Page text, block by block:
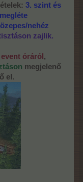
3. szint és
nehéz
zajlik.
event óráról ,
megjelenő
el.